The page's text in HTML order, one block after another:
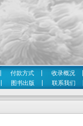
付款方式 收录概况
图书出版 联系我们